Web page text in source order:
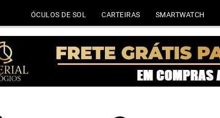
ÓCULOS DE SOL CARTEIRAS SMARTWATCH